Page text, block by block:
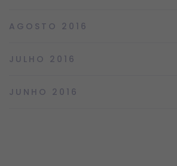
AGOSTO 2016
JULHO 2016
JUNHO 2016